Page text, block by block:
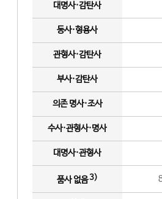
대명사·감탄사
동사·형용사
관형사·감탄사
부사·감탄사
의존 명사·조사
수사·관형사·명사
대명사·관형사
품사 없음3)